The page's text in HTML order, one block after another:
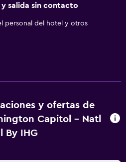
y piscina al aire libre de
salida sin contacto
personal del hotel y otros
y ofertas de
Capitol - Natl
By IHG